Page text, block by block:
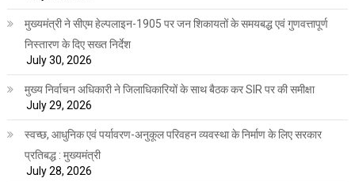
मुख्यमंत्री ने सीएम हेल्पलाइन-1905 पर जन शिकायतों के समयबद्ध एवं गुणवत्तापूर्ण
निस्तारण के दिए सख्त निर्देश
July 30, 2026
मुख्य निर्वाचन अधिकारी ने जिलाधिकारियों के साथ बैठक कर SIR पर की समीक्षा
July 29, 2026
स्वच्छ, आधुनिक एवं पर्यावरण-अनुकूल परिवहन व्यवस्था के निर्माण के लिए सरकार
प्रतिबद्ध : मुख्यमंत्री
July 28, 2026